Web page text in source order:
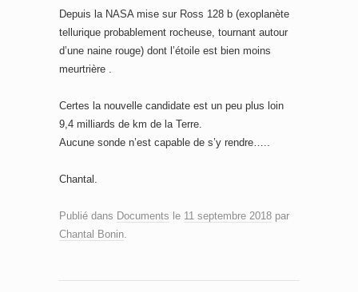
Depuis la NASA mise sur Ross 128 b (exoplanète
tellurique probablement rocheuse, tournant autour
d’une naine rouge) dont l’étoile est bien moins
meurtrière .
Certes la nouvelle candidate est un peu plus loin
9,4 milliards de km de la Terre.
Aucune sonde n’est capable de s’y rendre…..
Chantal.
Publié dans Documents le 11 septembre 2018 par
Chantal Bonin.